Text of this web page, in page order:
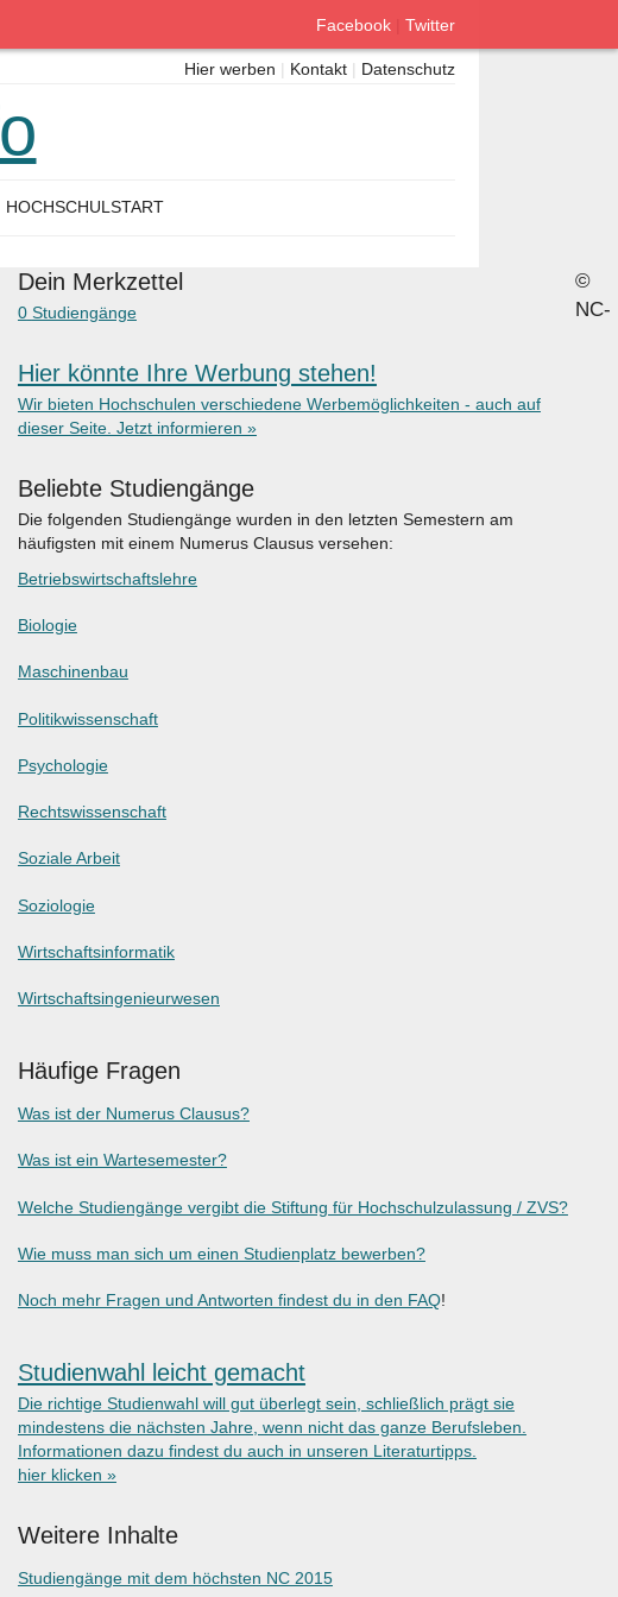
Dein Merkzettel
0 Studiengänge
Hier könnte Ihre Werbung stehen!
Wir bieten Hochschulen verschiedene Werbemöglichkeiten - auch auf
dieser Seite. Jetzt informieren »
Beliebte Studiengänge
Die folgenden Studiengänge wurden in den letzten Semestern am
häufigsten mit einem Numerus Clausus versehen:
Betriebswirtschaftslehre
Biologie
Maschinenbau
Politikwissenschaft
Psychologie
Rechtswissenschaft
Soziale Arbeit
Soziologie
Wirtschaftsinformatik
Wirtschaftsingenieurwesen
Häufige Fragen
Was ist der Numerus Clausus?
Was ist ein Wartesemester?
Welche Studiengänge vergibt die Stiftung für Hochschulzulassung / ZVS?
Wie muss man sich um einen Studienplatz bewerben?
Noch mehr Fragen und Antworten findest du in den FAQ!
Studienwahl leicht gemacht
Die richtige Studienwahl will gut überlegt sein, schließlich prägt sie
mindestens die nächsten Jahre, wenn nicht das ganze Berufsleben.
Informationen dazu findest du auch in unseren Literaturtipps.
hier klicken »
Weitere Inhalte
Studiengänge mit dem höchsten NC 2015
©
NC-
Facebook Twitter
Hier werben | Kontakt | Datenschutz
HOCHSCHULSTART